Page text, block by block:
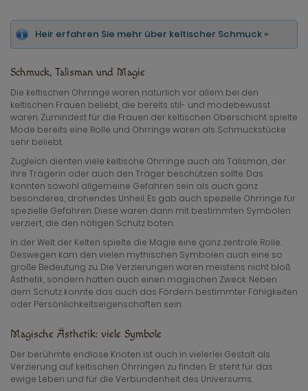
Heir erfahren Sie mehr über keltischer Schmuck »
Schmuck, Talisman und Magie
Die keltischen Ohrringe waren natürlich vor allem bei den
keltischen Frauen beliebt, die bereits stil- und modebewusst
waren. Zumindest für die Frauen der keltischen Oberschicht spielte
Mode bereits eine Rolle und Ohrringe waren als Schmuckstücke
sehr beliebt.
Zugleich dienten viele keltische Ohrringe auch als Talisman, der
ihre Trägerin oder auch den Träger beschützen sollte. Das
konnten sowohl allgemeine Gefahren sein als auch ganz
besonderes, drohendes Unheil. Es gab auch spezielle Ohrringe für
spezielle Gefahren. Diese waren dann mit bestimmten Symbolen
verziert, die den nötigen Schutz boten.
In der Welt der Kelten spielte die Magie eine ganz zentrale Rolle.
Deswegen kam den vielen mythischen Symbolen auch eine so
große Bedeutung zu. Die Verzierungen waren meistens nicht bloß
Ästhetik, sondern hatten auch einen magischen Zweck. Neben
dem Schutz konnte das auch das Fördern bestimmter Fähigkeiten
oder Persönlichkeitseigenschaften sein.
Magische Ästhetik: viele Symbole
Der berühmte endlose Knoten ist auch in vielerlei Gestalt als
Verzierung auf keltischen Ohrringen zu finden. Er steht für das
ewige Leben und für die Verbundenheit des Universums.